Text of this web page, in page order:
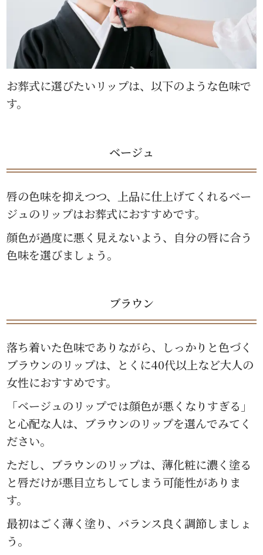
お葬式に選びたいリップは、以下のような色味で
す。
ベージュ
唇の色味を抑えつつ、上品に仕上げてくれるベー
ジュのリップはお葬式におすすめです。
顔色が過度に悪く見えないよう、自分の唇に合う
色味を選びましょう。
ブラウン
落ち着いた色味でありながら、しっかりと色づく
ブラウンのリップは、とくに40代以上など大人の
女性におすすめです。
「ベージュのリップでは顔色が悪くなりすぎる」
と心配な人は、ブラウンのリップを選んでみてく
ださい。
ただし、ブラウンのリップは、薄化粧に濃く塗る
と唇だけが悪目立ちしてしまう可能性がありま
す。
最初はごく薄く塗り、バランス良く調節しましょ
う。